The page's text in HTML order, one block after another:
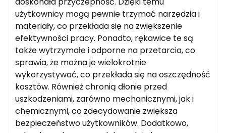
użytkownicy mogą pewnie trzymać narzędzia i
materiały, co przekłada się na zwiększenie
efektywności pracy. Ponadto, rękawice te są
także wytrzymałe i odporne na przetarcia, co
sprawia, że można je wielokrotnie
wykorzystywać, co przekłada się na oszczędność
kosztów. Również chronią dłonie przed
uszkodzeniami, zarówno mechanicznymi, jak i
chemicznymi, co zdecydowanie zwiększa
bezpieczeństwo użytkowników. Dodatkowo,